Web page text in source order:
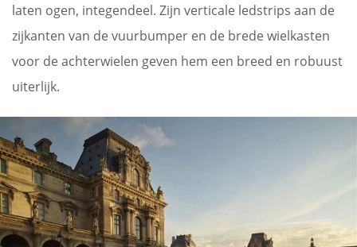
laten ogen, integendeel. Zijn verticale ledstrips aan de
zijkanten van de vuurbumper en de brede wielkasten
voor de achterwielen geven hem een breed en robuust
uiterlijk.